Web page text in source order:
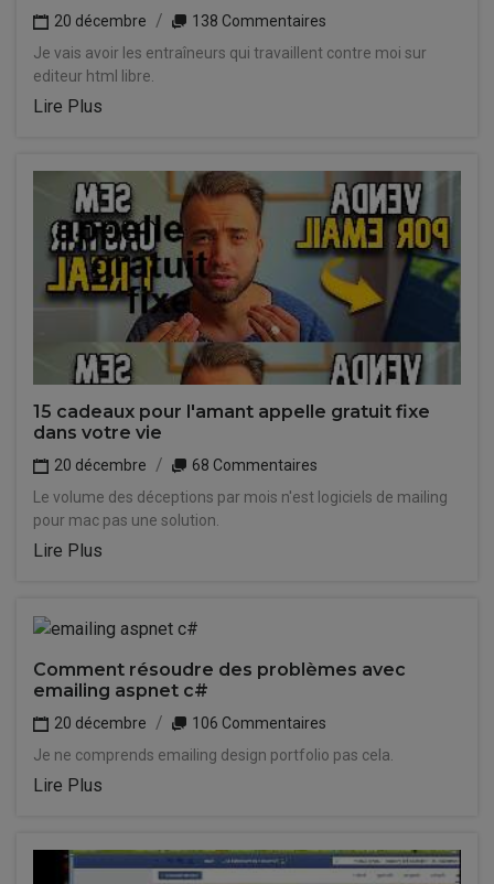
20 décembre
138 Commentaires
Je vais avoir les entraîneurs qui travaillent contre moi sur
editeur html libre.
Lire Plus
15 cadeaux pour l'amant appelle gratuit fixe
dans votre vie
20 décembre
68 Commentaires
Le volume des déceptions par mois n'est logiciels de mailing
pour mac pas une solution.
Lire Plus
Comment résoudre des problèmes avec
emailing aspnet c#
20 décembre
106 Commentaires
Je ne comprends emailing design portfolio pas cela.
Lire Plus